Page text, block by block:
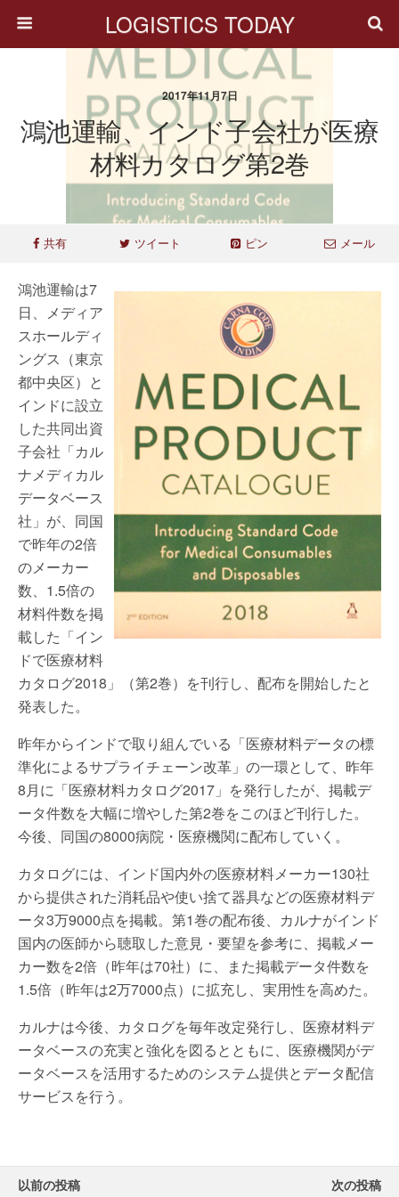
LOGISTICS TODAY
2017年11月7日
鴻池運輸、インド子会社が医療
材料カタログ第2巻
共有 ツイート ピン メール
鴻池運輸は7
日、メディア
スホールディ
ングス（東京
都中央区）と
インドに設立
した共同出資
子会社「カル
ナメディカル
データベース
社」が、同国
で昨年の2倍
のメーカー
数、1.5倍の
材料件数を掲
載した「イン
ドで医療材料
カタログ2018」（第2巻）を刊行し、配布を開始したと
発表した。
昨年からインドで取り組んでいる「医療材料データの標
準化によるサプライチェーン改革」の一環として、昨年
8月に「医療材料カタログ2017」を発行したが、掲載デ
ータ件数を大幅に増やした第2巻をこのほど刊行した。
今後、同国の8000病院・医療機関に配布していく。
カタログには、インド国内外の医療材料メーカー130社
から提供された消耗品や使い捨て器具などの医療材料デ
ータ3万9000点を掲載。第1巻の配布後、カルナがインド
国内の医師から聴取した意見・要望を参考に、掲載メー
カー数を2倍（昨年は70社）に、また掲載データ件数を
1.5倍（昨年は2万7000点）に拡充し、実用性を高めた。
カルナは今後、カタログを毎年改定発行し、医療材料デ
ータベースの充実と強化を図るとともに、医療機関がデ
ータベースを活用するためのシステム提供とデータ配信
サービスを行う。
以前の投稿 次の投稿